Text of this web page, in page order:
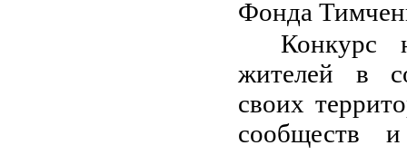
Фонда
Конкурс
жителей в
своих
сообществ и